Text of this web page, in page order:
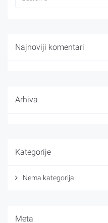
Najnoviji komentari
Arhiva
Kategorije
Nema kategorija
Meta